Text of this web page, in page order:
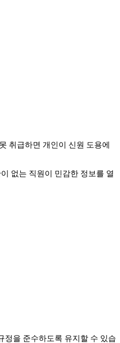
취급하면 개인이 신원 도용에
없는 직원이 민감한 정보를 열
정을 준수하도록 유지할 수 있습